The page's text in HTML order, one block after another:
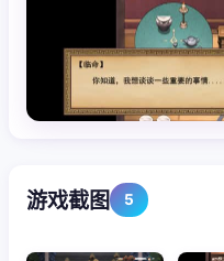
游戏截图 5